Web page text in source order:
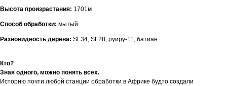
Высота произрастания: 1701м
Способ обработки: мытый
Разновидность дерева: SL34, SL28, руиру-11, батиан
Кто?
Зная одного, можно понять всех.
Историю почти любой станции обработки в Африке будто создали